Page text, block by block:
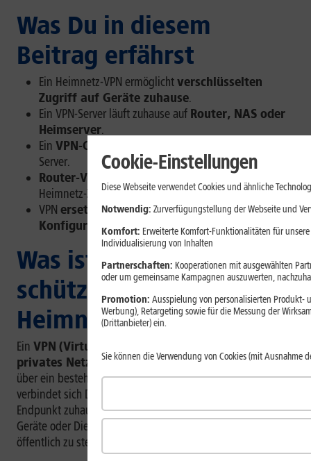
Was Du in diesem
Beitrag erfährst
Ein Heimnetz-VPN ermöglichtverschlüsselten
Zugriff auf Geräte zuhause.
Ein VPN-Server läuft zuhause auf Router, NAS oder
Heimserver.
Ein VPN-Client
Server.
Router-VPN
ist oft die zentrale Lösung für den
Heimnetz-Zugriff.
VPN ersetzt keine sichere Router-
Konfiguration und keine starken Passwörter.
Was ist ein VPN und wie
schützt es Dein
Heimnetz?
Ein VPN (Virtual Private Network, virtuelles
privates Netzwerk)baut einen verschlüsselten Tunnel
über ein bestehendes Netzwerk auf. Beim Heimnetz-VPN
verbindet sich Dein Gerät von unterwegs mit einem VPN-
Endpunkt zuhause. Dadurch kannst Du auf freigegebene
Geräte oder Dienste im Heimnetz zugreifen, ohne sie direkt
öffentlich zu stellen.
Cookie-Einstellungen
Diese Webseite verwendet Cookies und ähnliche
Notwendig: Zurverfügungstellung der Webseite und
Komfort: Erweiterte Komfort-Funktionalitäten für
Individualisierung von Inhalten
Partnerschaften: Kooperationen mit ausgewählten
oder um gemeinsame Kampagnen auszuwerten,
Promotion: Ausspielung von personalisierten Produkt-
Werbung), Retargeting sowie für die Messung der
(Drittanbieter) ein.
Sie können die Verwendung von Cookies (mit Ausnahme